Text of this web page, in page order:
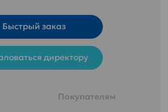
Быстрый заказ
директору
Покупателям